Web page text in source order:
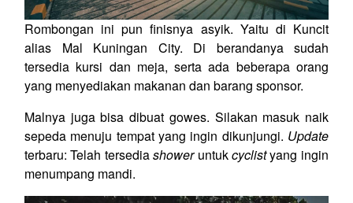
Rombongan ini pun finisnya asyik. Yaitu di Kuncit
alias Mal Kuningan City. Di berandanya sudah
tersedia kursi dan meja, serta ada beberapa orang
yang menyediakan makanan dan barang sponsor.
Malnya juga bisa dibuat gowes. Silakan masuk naik
sepeda menuju tempat yang ingin dikunjungi. Update
terbaru: Telah tersediashoweruntukcyclistyang ingin
menumpang mandi.